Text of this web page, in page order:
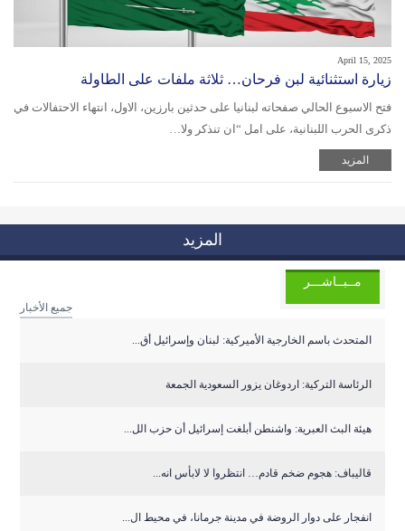
April 15, 2025
زيارة استثنائية لبن فرحان… ثلاثة ملفات على الطاولة
فتح الاسبوع الحالي صفحاته لبنانيا على حدثين بارزين، الاول، انتهاء الاحتفالات في
ذكرى الحرب اللبنانية، على امل “ان تنذكر ولا…
المزيد
المزيد
مــبــاشـــر
جميع الأخبار
المتحدث باسم الخارجية الأميركية: لبنان وإسرائيل أق...
الرئاسة التركية: اردوغان يزور السعودية الجمعة
هيئة البث العبرية: واشنطن أبلغت إسرائيل أن حزب الل...
قاليباف: هجوم ضخم قادم… انتظروا لا لابأس انه...
انفجار على دوار الروضة في مدينة جرمانا، في محيط ال...